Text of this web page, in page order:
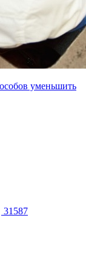
уменьшить
31587